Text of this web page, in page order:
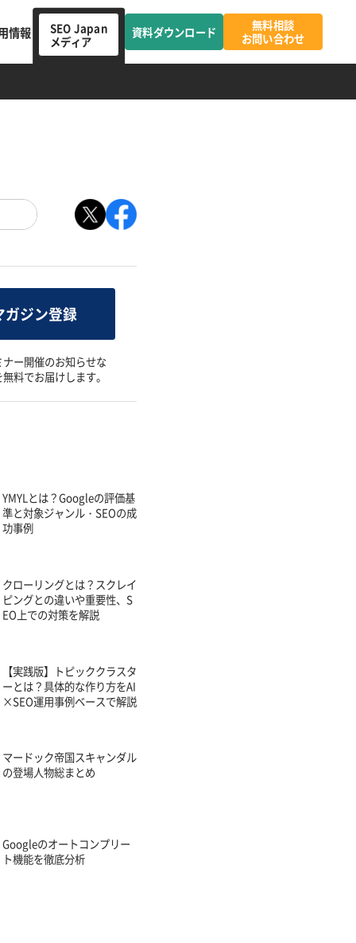
情報
SEO Japan
メディア
資料ダウンロード
無料相談
お問い合わせ
ガジン登録
ー開催のお知らせな
料でお届けします。
YMYLとは？Googleの評価基
準と対象ジャンル・SEOの成
功事例
クローリングとは？スクレイ
ピングとの違いや重要性、S
EO上での対策を解説
【実践版】トピッククラスタ
ーとは？具体的な作り方をAI
×SEO運用事例ベースで解説
マードック帝国スキャンダル
の登場人物総まとめ
Googleのオートコンプリー
ト機能を徹底分析